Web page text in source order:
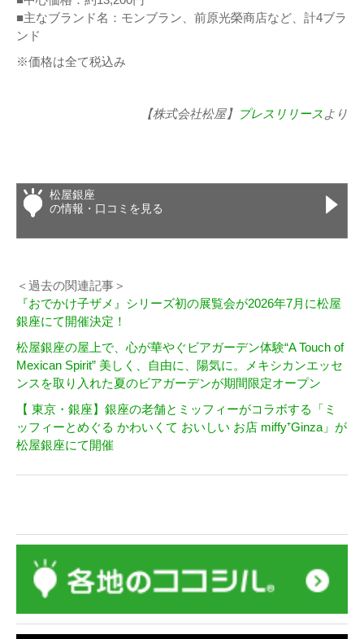
■主なブランド名：モンブラン、前原光榮商店など、計4ブラ
ンド
※価格は全て税込み
【株式会社松屋】 プレスリリースより
松屋銀座
の情報・口コミを見る
＜過去の関連記事＞
『おでかけ子ザメ』シリーズ初の展覧会が2026年7月に松屋
銀座にて開催決定！
松屋銀座の屋上で、心が華やぐビアガーデン体験“A Touch of
Mexican Spirit” 美しく、自由に、陽気に。メキシカンエッセ
ンスを取り入れた夏のビアガーデンが期間限定オープン
【 東京・銀座】銀座の老舗とミッフィーがコラボする「ミ
ッフィーとめぐる かわいくて おいしい お店 miffy⁺Ginza」が
松屋銀座にて開催